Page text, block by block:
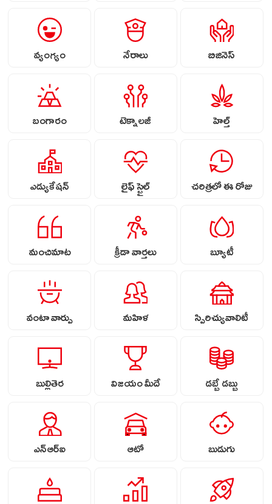
వ్యంగ్యం నేరాలు బిజినెస్
బంగారం టెక్నాలజీ హెల్త్
ఎడ్యుకేషన్ లైఫ్ స్టైల్ చరిత్రలో ఈ రోజు
మంచిమాట క్రీడా వార్తలు బ్యూటీ
వంటా వార్పు మహిళ స్పిరిచ్యువాలిటీ
బుల్లితెర విజయం మీదే డబ్బే డబ్బు
ఎన్ఆర్ఐ ఆటో బుడుగు